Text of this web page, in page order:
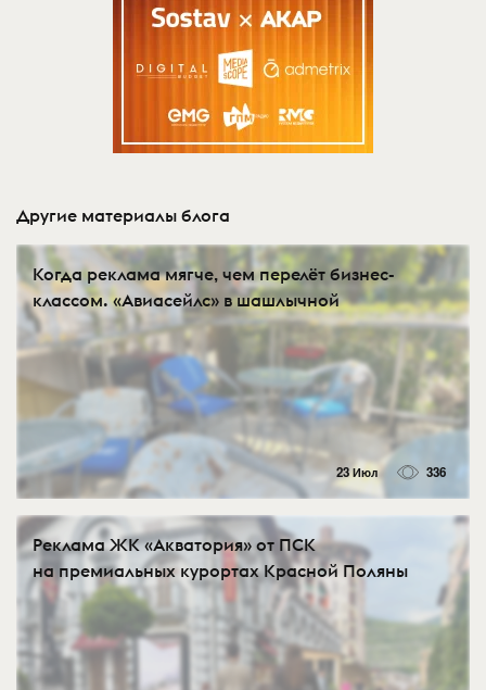
Другие материалы блога
Когда реклама мягче, чем перелёт бизнес-
классом. «Авиасейлс» в шашлычной
23 Июл 336
Реклама ЖК «Акватория» от ПСК
на премиальных курортах Красной Поляны